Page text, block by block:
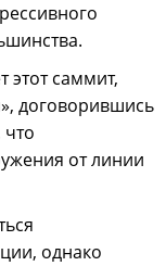
этот саммит,
договорившись
от линии
однако